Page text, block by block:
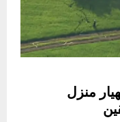
منزل